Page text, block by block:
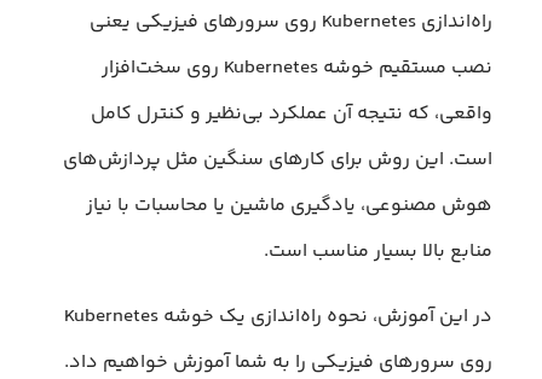
راه‌اندازی Kubernetes روی سرورهای فیزیکی یعنی
نصب مستقیم خوشه Kubernetes روی سخت‌افزار
واقعی، که نتیجه آن عملکرد بی‌نظیر و کنترل کامل
است. این روش برای کارهای سنگین مثل پردازش‌های
هوش مصنوعی، یادگیری ماشین یا محاسبات با نیاز
منابع بالا بسیار مناسب است.
در این آموزش، نحوه راه‌اندازی یک خوشه Kubernetes
روی سرورهای فیزیکی را به شما آموزش خواهیم داد.